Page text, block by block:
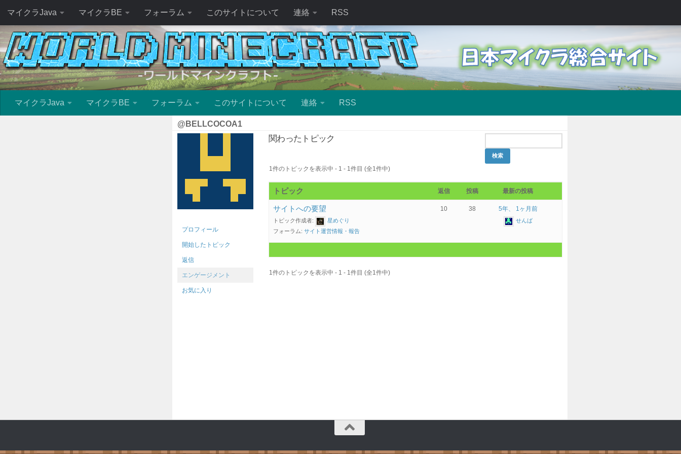
マイクラJava マイクラBE フォーラム このサイトについて 連絡 RSS
マイクラJava マイクラBE フォーラム このサイトについて 連絡 RSS
@BELLCOCOA1
プロフィール
開始したトピック
返信
エンゲージメント
お気に入り
関わったトピック
1件のトピックを表示中 - 1 - 1件目 (全1件中)
トピック 返信 投稿 最新の投稿
サイトへの要望
トピック作成者:
星めぐり
フォーラム: サイト運営情報・報告
10 38 5年、 1ヶ月前
せんば
1件のトピックを表示中 - 1 - 1件目 (全1件中)